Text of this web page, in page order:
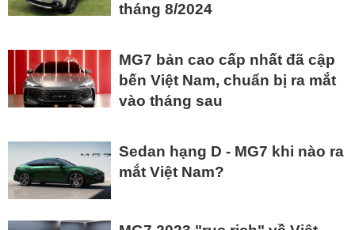
tháng 8/2024
MG7 bản cao cấp nhất đã cập
bến Việt Nam, chuẩn bị ra mắt
vào tháng sau
Sedan hạng D - MG7 khi nào ra
mắt Việt Nam?